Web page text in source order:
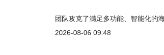
团队攻克了满足多功能、智能化的
2026-08-06 09:48